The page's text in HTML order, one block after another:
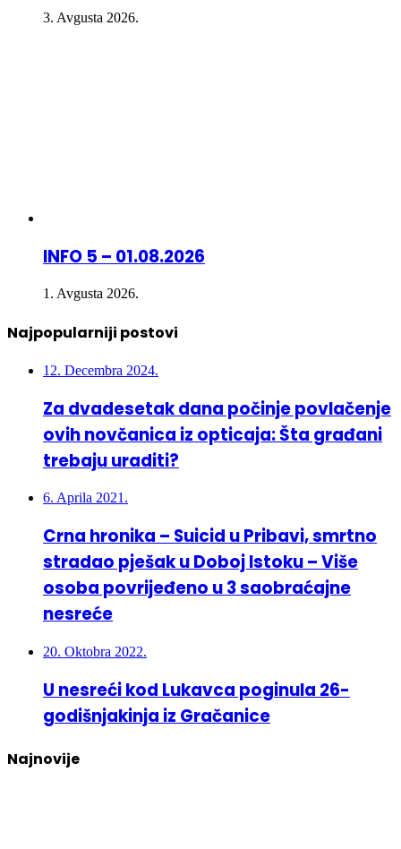
3. Avgusta 2026.
INFO 5 – 01.08.2026
1. Avgusta 2026.
Najpopularniji postovi
12. Decembra 2024.
Za dvadesetak dana počinje povlačenje
ovih novčanica iz opticaja: Šta građani
trebaju uraditi?
6. Aprila 2021.
Crna hronika – Suicid u Pribavi, smrtno
stradao pješak u Doboj Istoku – Više
osoba povrijeđeno u 3 saobraćajne
nesreće
20. Oktobra 2022.
U nesreći kod Lukavca poginula 26-
godišnjakinja iz Gračanice
Najnovije